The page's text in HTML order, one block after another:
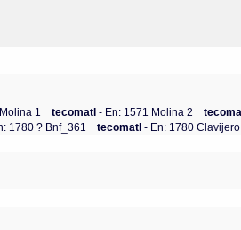
1 tecomatl- En: 1571 Molina 2
1780 ? Bnf_361 tecomatl- En: 1780 Clavijero